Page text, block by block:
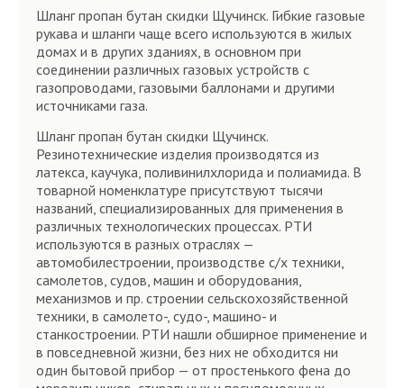
Шланг пропан бутан скидки Щучинск. Гибкие газовые
рукава и шланги чаще всего используются в жилых
домах и в других зданиях, в основном при
соединении различных газовых устройств с
газопроводами, газовыми баллонами и другими
источниками газа.
Шланг пропан бутан скидки Щучинск.
Резинотехнические изделия производятся из
латекса, каучука, поливинилхлорида и полиамида. В
товарной номенклатуре присутствуют тысячи
названий, специализированных для применения в
различных технологических процессах. РТИ
используются в разных отраслях —
автомобилестроении, производстве с/х техники,
самолетов, судов, машин и оборудования,
механизмов и пр. строении сельскохозяйственной
техники, в самолето-, судо-, машино- и
станкостроении. РТИ нашли обширное применение и
в повседневной жизни, без них не обходится ни
один бытовой прибор — от простенького фена до